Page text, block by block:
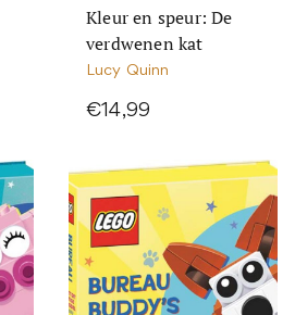
Kleur en speur: De
verdwenen kat
Lucy Quinn
€14,99